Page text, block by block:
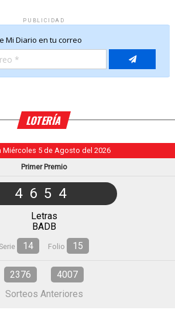
PUBLICIDAD
LOTERÍA
Miércoles 5 de Agosto del 2026
Primer Premio
4654
Letras
BADB
14 Folio 15
2376
4007
Sorteos Anteriores